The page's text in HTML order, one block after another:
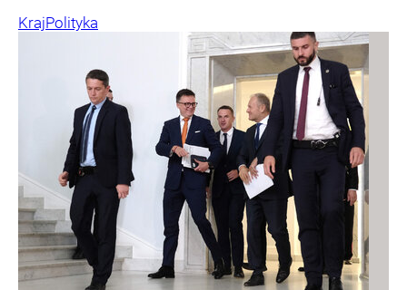
KrajPolityka